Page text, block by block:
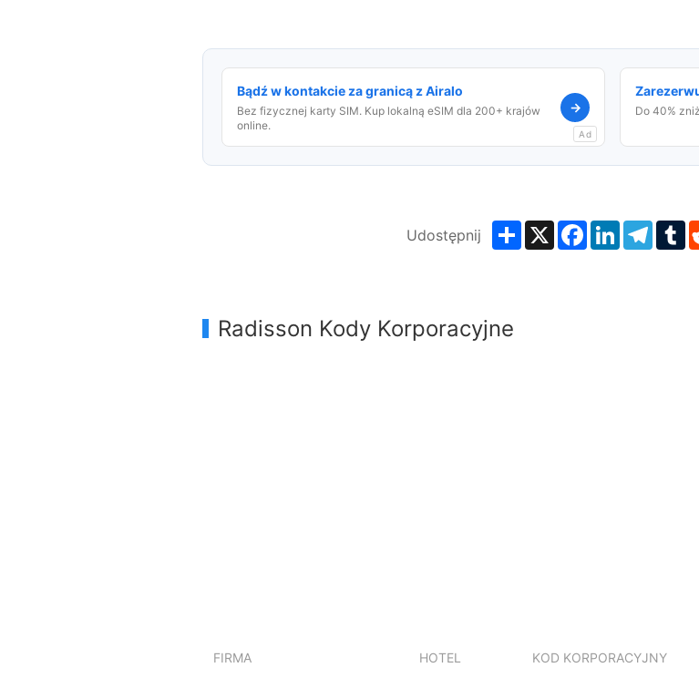
Bądź w kontakcie za granicą z Airalo
Bez fizycznej karty SIM. Kup lokalną eSIM dla 200+ krajów
online.
→
Ad
Do 40%
Udostępnij ShareX Facebook
LinkedIn
Radisson Kody Korporacyjne
FIRMA HOTEL KOD KORPORACYJNY